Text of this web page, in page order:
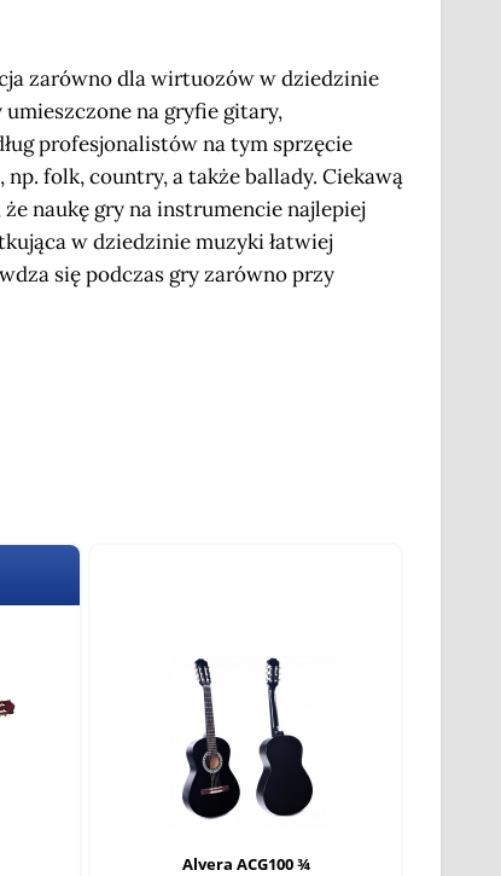
zarówno dla wirtuozów w dziedzinie
na gryfie gitary,
profesjonalistów na tym sprzęcie
folk, country, a także ballady. Ciekawą
naukę gry na instrumencie najlepiej
w dziedzinie muzyki łatwiej
się podczas gry zarówno przy
Alvera ACG100 ¾